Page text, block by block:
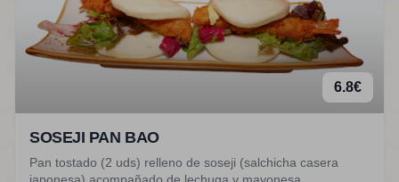
6.8€
SOSEJI PAN BAO
Pan tostado (2 uds) relleno de soseji (salchicha casera